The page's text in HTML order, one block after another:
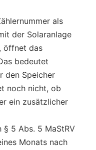
als
der Solaranlage
öffnet das
bedeutet
den Speicher
noch nicht, ob
ein zusätzlicher
§ 5 Abs. 5 MaStRV
Monats nach